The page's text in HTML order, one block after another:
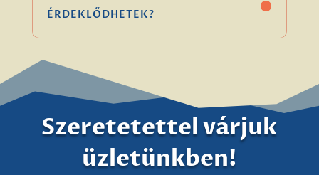
ÉRDEKLŐDHETEK?
Szeretetettel várjuk
üzletünkben!